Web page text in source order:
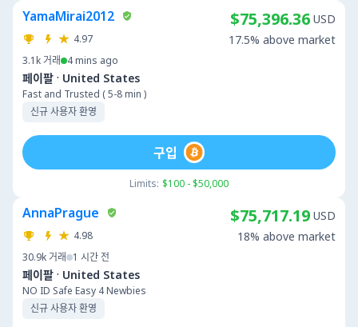
YamaMirai2012
4.97
3.1k 거래 4 mins ago
페이팔 · United States
Fast and Trusted ( 5-8 min )
신규 사용자 환영
$75,396.36 USD
17.5% above market
Limits: $100 - $50,000
구입
AnnaPrague
4.98
30.9k 거래 1 시간 전
페이팔 · United States
NO ID Safe Easy 4 Newbies
신규 사용자 환영
$75,717.19 USD
18% above market